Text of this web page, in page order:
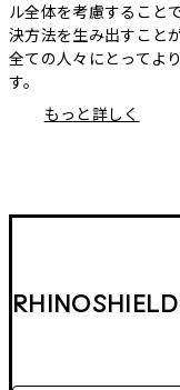
ル全体を考慮すること
決方法を生み出すこと
全ての人々にとってよ
す。
もっと詳しく